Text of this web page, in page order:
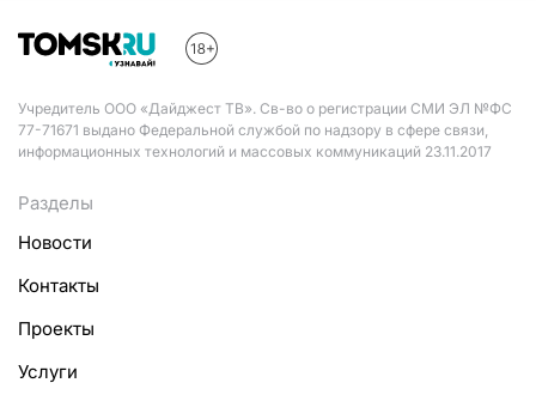
Учредитель ООО «Дайджест ТВ». Св-во о регистрации СМИ ЭЛ №ФС
77-71671 выдано Федеральной службой по надзору в сфере связи,
информационных технологий и массовых коммуникаций 23.11.2017
Разделы
Новости
Контакты
Проекты
Услуги